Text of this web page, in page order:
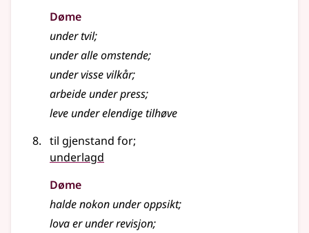
Døme
under tvil;
under alle omstende;
under visse vilkår;
arbeide under press;
leve under elendige tilhøve
til gjenstand for;
underlagd
Døme
halde nokon under oppsikt;
lova er under revisjon;